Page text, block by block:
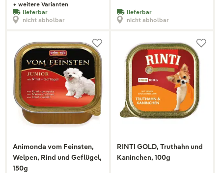
+ weitere Varianten
lieferbar
nicht abholbar
lieferbar
nicht abholbar
Animonda vom Feinsten,
Welpen, Rind und Geflügel,
150g
RINTI GOLD, Truthahn und
Kaninchen, 100g